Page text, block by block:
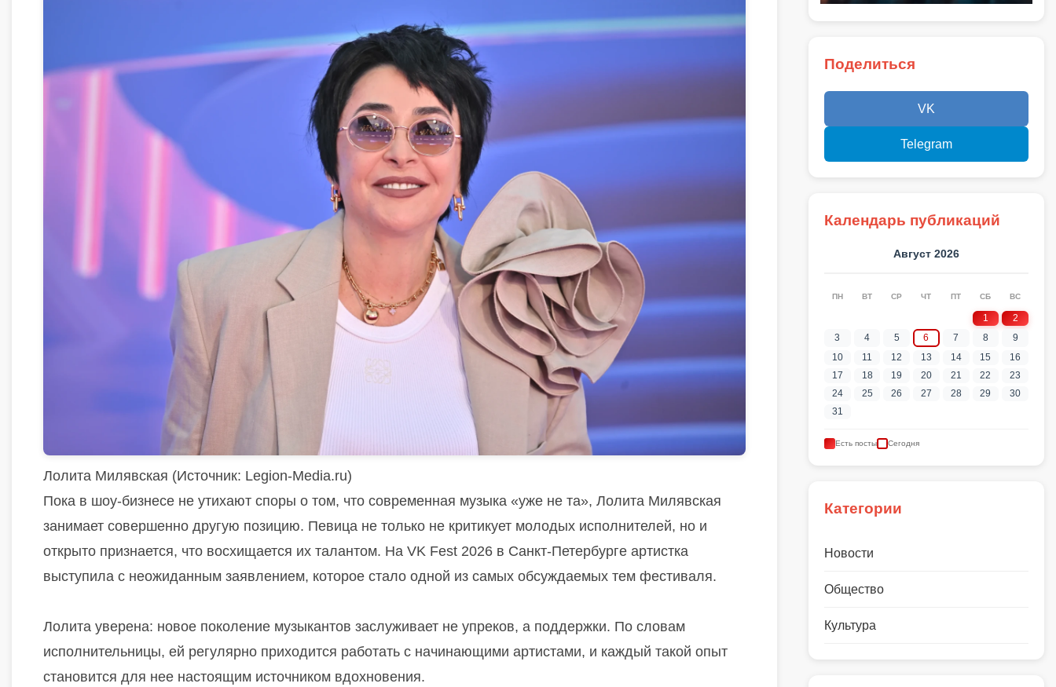
Лолита Милявская (Источник: Legion-Media.ru)
Пока в шоу-бизнесе не утихают споры о том, что современная музыка «уже не та», Лолита Милявская
занимает совершенно другую позицию. Певица не только не критикует молодых исполнителей, но и
открыто признается, что восхищается их талантом. На VK Fest 2026 в Санкт-Петербурге артистка
выступила с неожиданным заявлением, которое стало одной из самых обсуждаемых тем фестиваля.
Лолита уверена: новое поколение музыкантов заслуживает не упреков, а поддержки. По словам
исполнительницы, ей регулярно приходится работать с начинающими артистами, и каждый такой опыт
становится для нее настоящим источником вдохновения.
Поделиться
VK
Telegram
Календарь публикаций
Август 2026
ПН ВТ СР ЧТ ПТ СБ ВС
1
2
3
4 5 6 7 8
9
10
11 12 13 14 15
16
17
18 19 20 21 22
23
24
25 26 27 28 29
30
31
Есть посты Сегодня
Категории
Новости
Общество
Культура